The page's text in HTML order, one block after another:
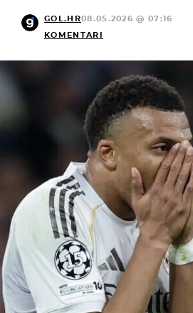
GOL.HR08.05.2026 @ 07:16
KOMENTARI